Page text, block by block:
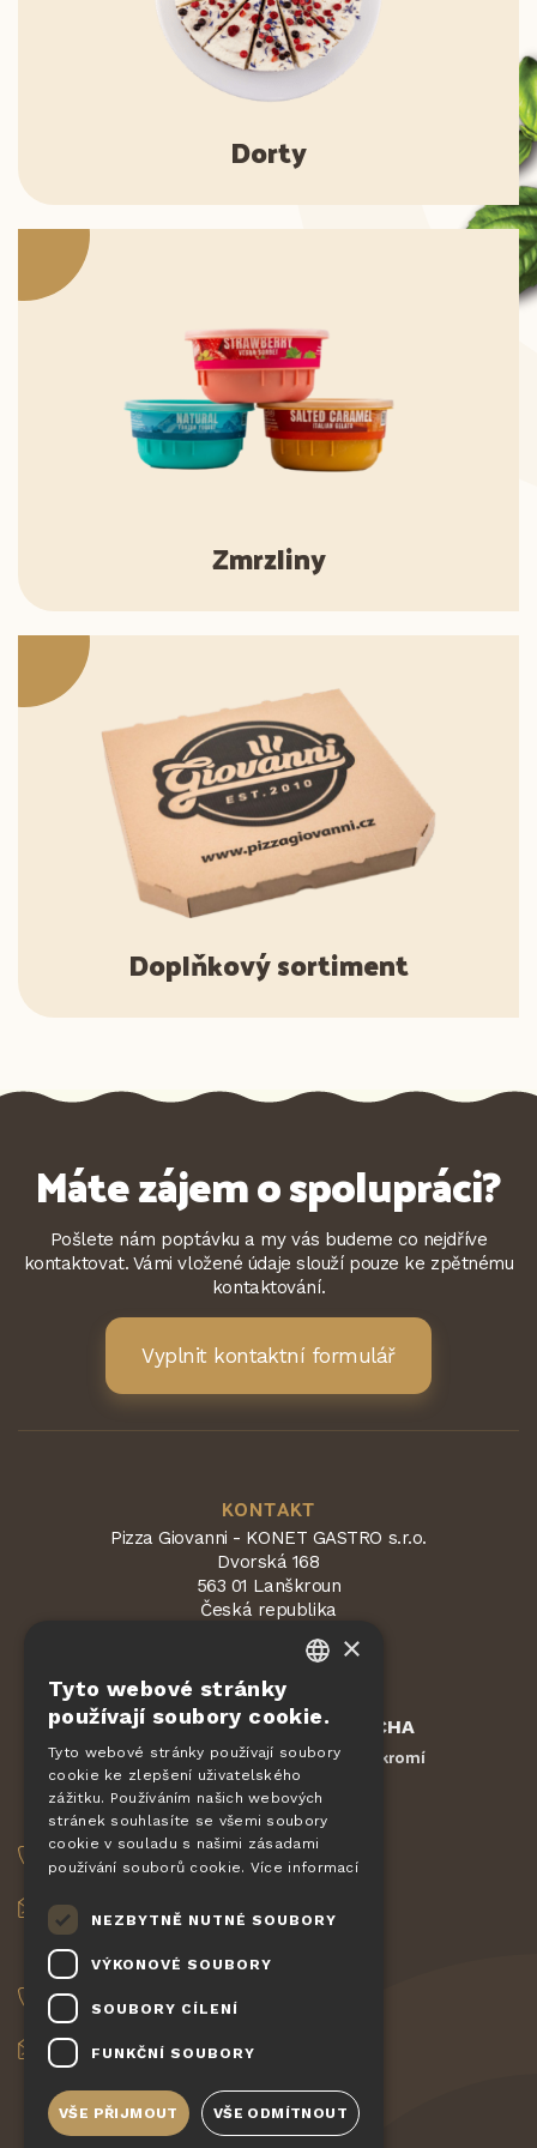
Dorty
Zmrzliny
Doplňkový sortiment
Máte zájem o spolupráci?
Pošlete nám poptávku a my vás budeme co nejdříve
kontaktovat. Vámi vložené údaje slouží pouze ke zpětnému
kontaktování.
Vyplnit kontaktní formulář
KONTAKT
Pizza Giovanni - KONET GASTRO s.r.o.
Dvorská 168
563 01 Lanškroun
Česká republika
Chráněno služboureCAPTCHA
Smluvní podmínky - Ochrana soukromí
OBJEDNÁVKY
+420 775 560 953
objednavky@pizzagiovanni.cz
VAŠE DOTAZY
+420 777 222 157
info@pizzagiovanni.cz
DE
SLOVAK
×
Tyto webové stránky
používají soubory cookie.
Tyto webové stránky používají soubory
cookie ke zlepšení uživatelského
zážitku. Používáním našich webových
stránek souhlasíte se všemi soubory
cookie v souladu s našimi zásadami
používání souborů cookie. Více informací
NEZBYTNĚ NUTNÉ SOUBORY
VÝKONOVÉ SOUBORY
SOUBORY CÍLENÍ
FUNKČNÍ SOUBORY
VŠE PŘIJMOUT VŠE ODMÍTNOUT